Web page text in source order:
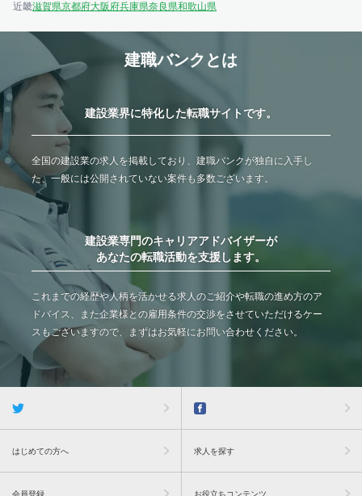
近畿滋賀県京都府大阪府兵庫県奈良県和歌山県
建職バンクとは
建設業界に特化した転職サイトです。
全国の建設業の求人を掲載しており、建職バンクが独自に入手し
た、一般には公開されていない案件も多数ございます。
建設業専門のキャリアアドバイザーが
あなたの転職活動を支援します。
これまでの経歴や人柄を活かせる求人のご紹介や転職の進め方のア
ドバイス、また企業様との雇用条件の交渉をさせていただけるケー
スもございますので、まずはお気軽にお問い合わせください。
はじめての方へ 求人を探す
会員登録 お役立ちコンテンツ